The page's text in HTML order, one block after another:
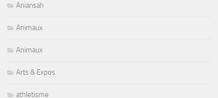
Aniansah
Animaux
Animaux
Arts & Expos
athletisme